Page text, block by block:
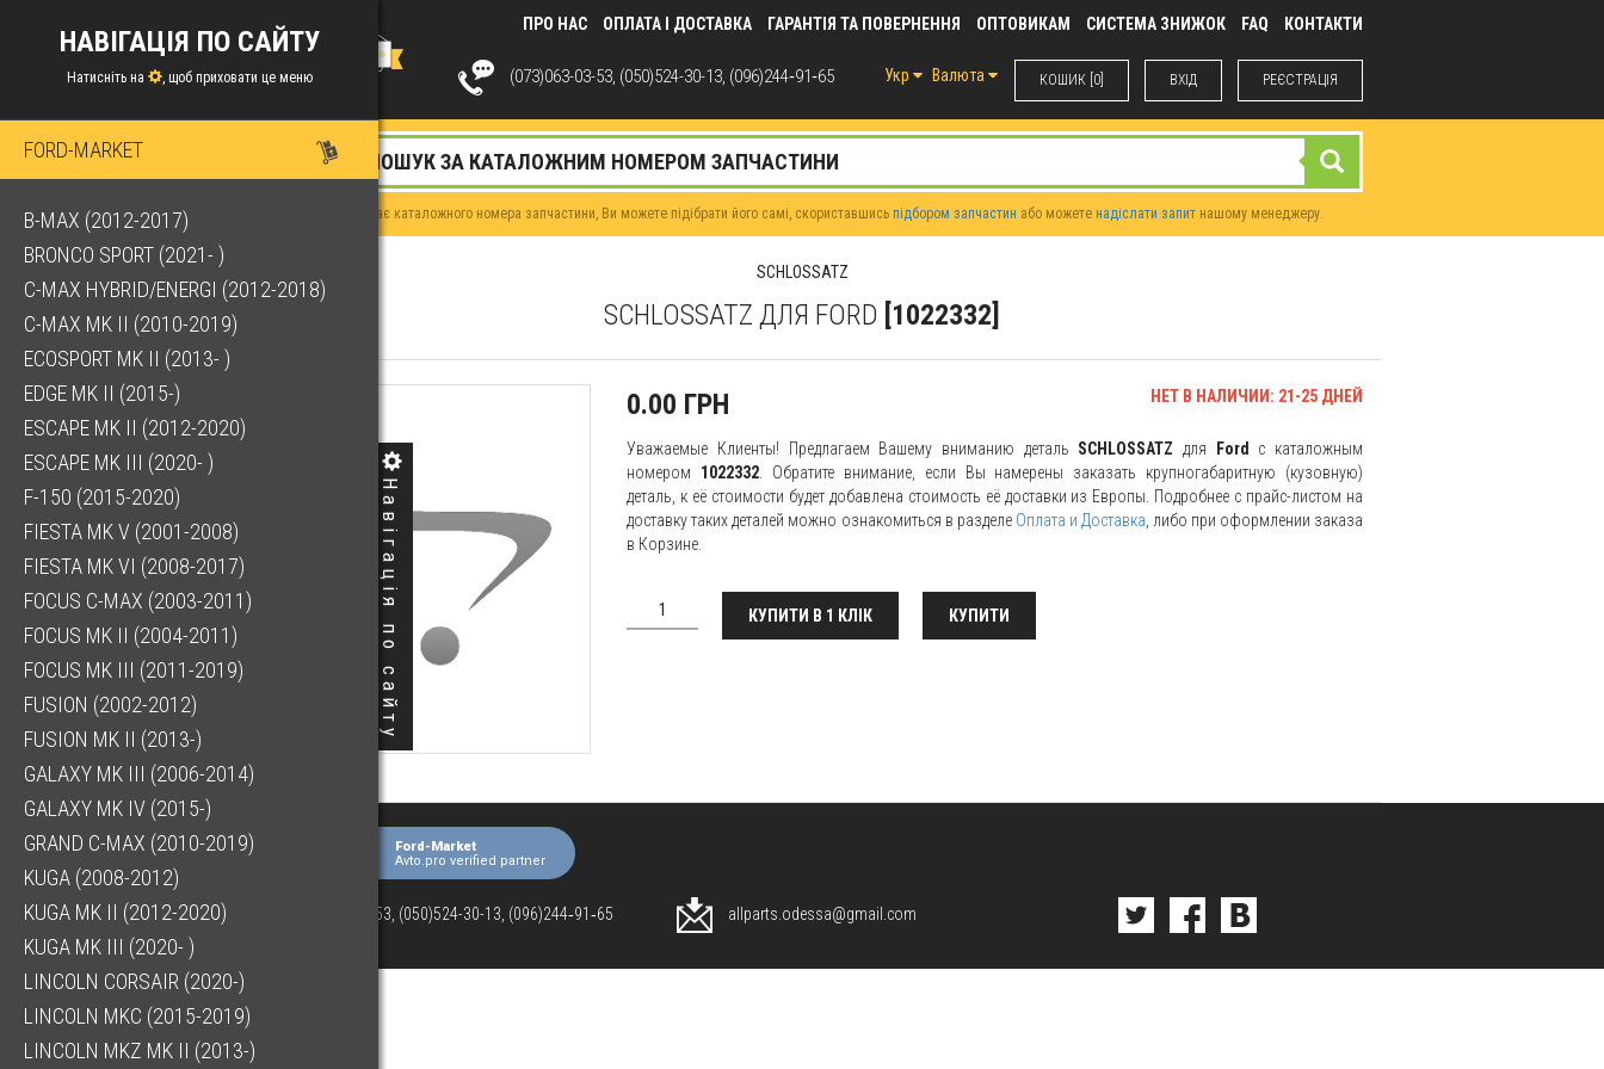
Навігація по сайту
ПРО НАС ОПЛАТА І ДОСТАВКА ГАРАНТІЯ ТА ПОВЕРНЕННЯ ОПТОВИКАМ СИСТЕМА ЗНИЖОК FAQ КОНТАКТИ
КОШИК [0] ВХIД РЕЄСТРАЦІЯ
Укр Валюта
(073)063-03-53, (050)524-30-13, (096)244‑91‑65
НАВІГАЦІЯ ПО САЙТУ
Натисніть на , щоб приховати це меню
FORD-MARKET
B-MAX (2012-2017)
BRONCO SPORT (2021- )
C-MAX HYBRID/ENERGI (2012-2018)
C-MAX MK II (2010-2019)
ECOSPORT MK II (2013- )
EDGE MK II (2015-)
ESCAPE MK II (2012-2020)
ESCAPE MK III (2020- )
F-150 (2015-2020)
FIESTA MK V (2001-2008)
FIESTA MK VI (2008-2017)
FOCUS C-MAX (2003-2011)
FOCUS MK II (2004-2011)
FOCUS MK III (2011-2019)
FUSION (2002-2012)
FUSION MK II (2013-)
GALAXY MK III (2006-2014)
GALAXY MK IV (2015-)
GRAND C-MAX (2010-2019)
KUGA (2008-2012)
KUGA MK II (2012-2020)
KUGA MK III (2020- )
LINCOLN CORSAIR (2020-)
LINCOLN MKC (2015-2019)
LINCOLN MKZ MK II (2013-)
Якщо у Вас немає каталожного номера запчастини, Ви можете підібрати його самі, скориставшись підбором запчастин або можете надіслати запит нашому менеджеру.
SCHLOSSATZ
SCHLOSSATZ ДЛЯ FORD [1022332]
0.00 ГРН НЕТ В НАЛИЧИИ: 21-25 ДНЕЙ
Уважаемые Клиенты! Предлагаем Вашему вниманию деталь SCHLOSSATZ для Ford
с каталожным
номером 1022332 . Обратите внимание, если Вы намерены заказать крупногабаритную (кузовную)
деталь, к её стоимости будет добавлена стоимость её доставки из Европы. Подробнее с прайс-листом на
доставку таких деталей можно ознакомиться в разделе Оплата и Доставка , либо при оформлении заказа
в Корзине.
КУПИТИ В 1 КЛІК КУПИТИ
Ford-Market
Avto.pro verified partner
(073)063-03-53, (050)524-30-13, (096)244‑91‑65 allparts.odessa@gmail.com